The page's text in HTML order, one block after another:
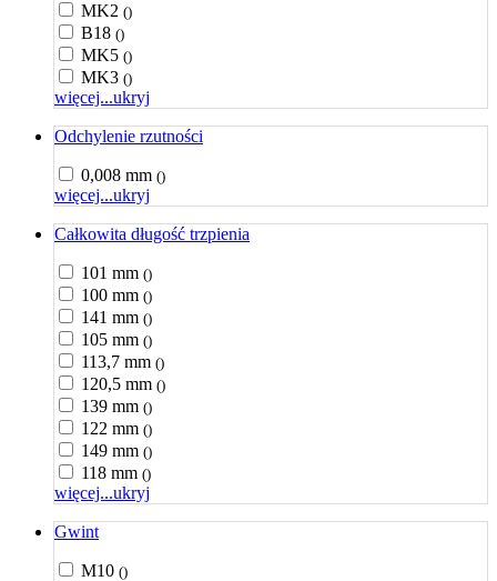
MK2 ()
B18 ()
MK5 ()
MK3 ()
więcej...ukryj
Odchylenie rzutności
0,008 mm ()
więcej...ukryj
Całkowita długość trzpienia
101 mm ()
100 mm ()
141 mm ()
105 mm ()
113,7 mm ()
120,5 mm ()
139 mm ()
122 mm ()
149 mm ()
118 mm ()
więcej...ukryj
Gwint
M10 ()